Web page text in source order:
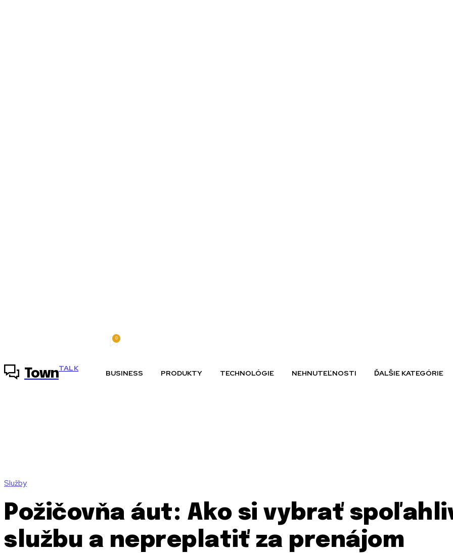
0
TownTALK
BUSINESS PRODUKTY TECHNOLÓGIE NEHNUTEĽNOSTI ĎALŠIE KATEGÓRIE
Služby
Požičovňa áut: Ako si vybrať
službu a nepreplatiť za prenájom